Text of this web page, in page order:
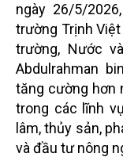
ngày 26/5/
trường Trịnh
trường, Nước
Abdulrahman
tăng cường hơn
trong các lĩnh
lâm, thủy sản,
và đầu tư nông